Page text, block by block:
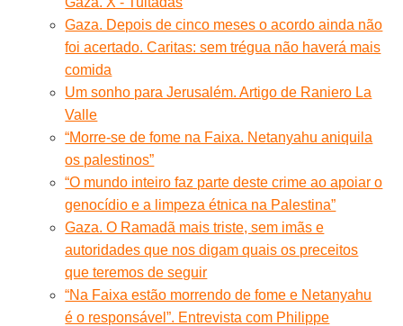
Gaza. Depois de cinco meses o acordo ainda não
foi acertado. Caritas: sem trégua não haverá mais
comida
Um sonho para Jerusalém. Artigo de Raniero La
Valle
“Morre-se de fome na Faixa. Netanyahu aniquila
os palestinos”
“O mundo inteiro faz parte deste crime ao apoiar o
genocídio e a limpeza étnica na Palestina”
Gaza. O Ramadã mais triste, sem imãs e
autoridades que nos digam quais os preceitos
que teremos de seguir
“Na Faixa estão morrendo de fome e Netanyahu
é o responsável”. Entrevista com Philippe